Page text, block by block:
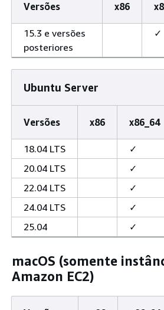
Versões x86
15.3 e versões
posteriores
✓
Ubuntu Server
Versões x86 x86_64
18.04 LTS ✓
20.04 LTS
✓
22.04 LTS
✓
24.04 LTS
✓
25.04
✓
macOS (somente
Amazon EC2)